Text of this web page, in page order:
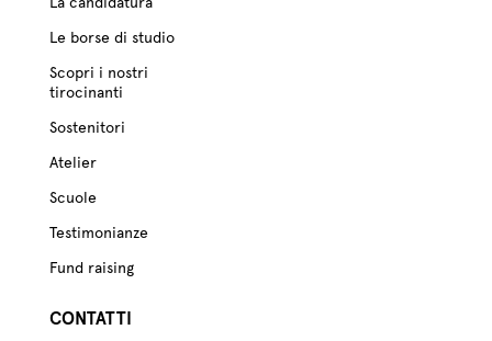
Le borse di studio
Scopri i nostri
tirocinanti
Sostenitori
Atelier
Scuole
Testimonianze
Fund raising
CONTATTI